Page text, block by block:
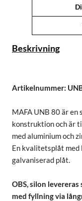
Beskrivning
Artikelnummer:
MAFA UNB 80 är en
konstruktion och är
med aluminium och
En kvalitetsplåt med
galvaniserad plåt.
OBS, silon
med fyllning via